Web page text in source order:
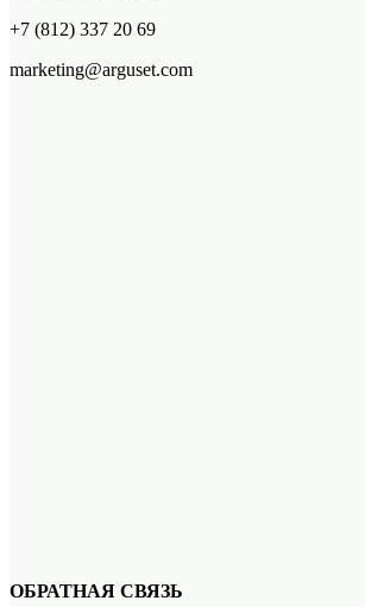
+7 (812) 337 20 69
marketing@arguset.com
ОБРАТНАЯ СВЯЗЬ